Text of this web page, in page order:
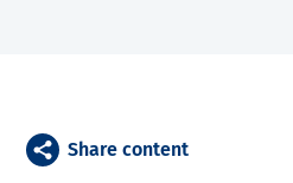
Share content